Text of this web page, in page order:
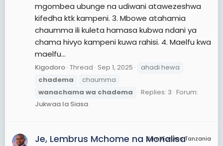
mgombea ubunge na udiwani atawezeshwa
kifedha ktk kampeni. 3. Mbowe atahamia
chaumma ili kuleta hamasa kubwa ndani ya
chama hivyo kampeni kuwa rahisi. 4. Maelfu kwa
maelfu...
Kigodoro Thread Sep 1, 2025
ahadi hewa
chadema
chaumma
wanachama wa chadema Replies: 3 Forum:
Jukwaa la Siasa
JamiiForums Tanzania
Je, Lembrus Mchome na Monalisa